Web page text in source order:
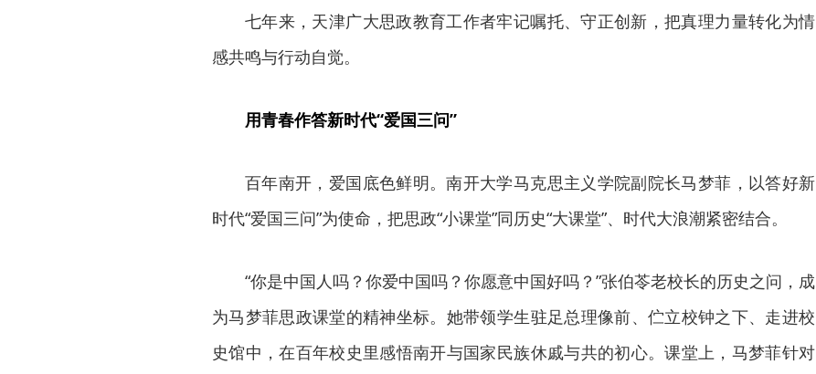
七年来，天津广大思政教育工作者牢记嘱托、守正创新，把真理力量转化为情
感共鸣与行动自觉。
用青春作答新时代“爱国三问”
百年南开，爱国底色鲜明。南开大学马克思主义学院副院长马梦菲，以答好新
时代“爱国三问”为使命，把思政“小课堂”同历史“大课堂”、时代大浪潮紧密结合。
“你是中国人吗？你爱中国吗？你愿意中国好吗？”张伯苓老校长的历史之问，成
为马梦菲思政课堂的精神坐标。她带领学生驻足总理像前、伫立校钟之下、走进校
史馆中，在百年校史里感悟南开与国家民族休戚与共的初心。课堂上，马梦菲针对